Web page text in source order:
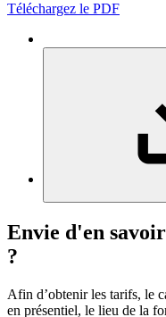
Téléchargez le PDF
Envie d'en
?
Afin d’obtenir les tarifs, le
en présentiel, le lieu de la